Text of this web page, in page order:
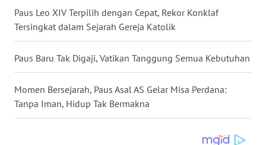
Paus Leo XIV Terpilih dengan Cepat, Rekor Konklaf
Tersingkat dalam Sejarah Gereja Katolik
Paus Baru Tak Digaji, Vatikan Tanggung Semua Kebutuhan
Momen Bersejarah, Paus Asal AS Gelar Misa Perdana:
Tanpa Iman, Hidup Tak Bermakna
WN
KALTENG
WN
KALTARA
WN